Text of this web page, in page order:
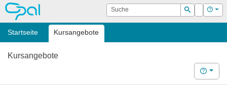
OPAL Suche
Suchen
Login Hilfe
Startseite Kursangebote
Kursangebote
Hilfe